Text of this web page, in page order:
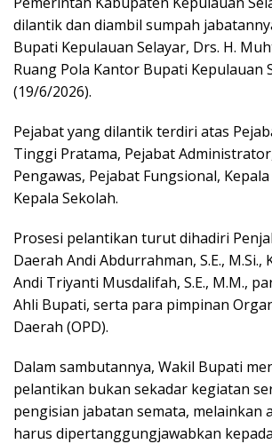
dilantik dan diambil sumpah
Bupati Kepulauan Selayar, Drs. H.
Ruang Pola Kantor Bupati Kepulauan
(19/6/2026).
Pejabat yang dilantik terdiri atas
Tinggi Pratama, Pejabat
Pengawas, Pejabat Fungsional,
Kepala Sekolah.
Prosesi pelantikan turut dihadiri
Daerah Andi Abdurrahman, S.E., M.Si.,
Andi Triyanti Musdalifah, S.E., M.M.,
Ahli Bupati, serta para pimpinan
Daerah (OPD).
Dalam sambutannya, Wakil Bupati
pelantikan bukan sekadar kegiatan
pengisian jabatan semata, melainkan
harus dipertanggungjawabkan